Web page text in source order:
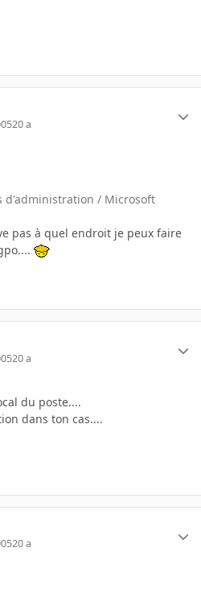
20 a
d'administration / Microsoft
pas à quel endroit je peux faire
20 a
du poste....
dans ton cas....
20 a